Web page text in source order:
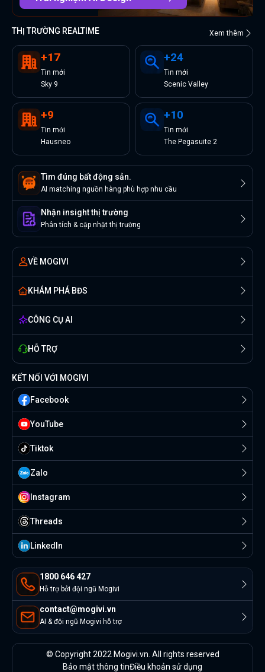
THỊ TRƯỜNG REALTIME Xem thêm
+17
Tin mới
Sky 9
+24
Tin mới
Scenic Valley
+9
Tin mới
Hausneo
+10
Tin mới
The Pegasuite 2
Tìm đúng bất động sản.
AI matching nguồn hàng phù hợp nhu cầu
Nhận insight thị trường
Phân tích & cập nhật thị trường
VỀ MOGIVI
KHÁM PHÁ BĐS
CÔNG CỤ AI
HỖ TRỢ
1800 646 427
Hỗ trợ bởi đội ngũ Mogivi
contact@mogivi.vn
AI & đội ngũ Mogivi hỗ trợ
KẾT NỐI VỚI MOGIVI
Facebook
YouTube
Tiktok
Zalo
Instagram
Threads
Linkedln
© Copyright 2022 Mogivi.vn. All rights reserved
Bảo mật thông tinĐiều khoản sử dụng